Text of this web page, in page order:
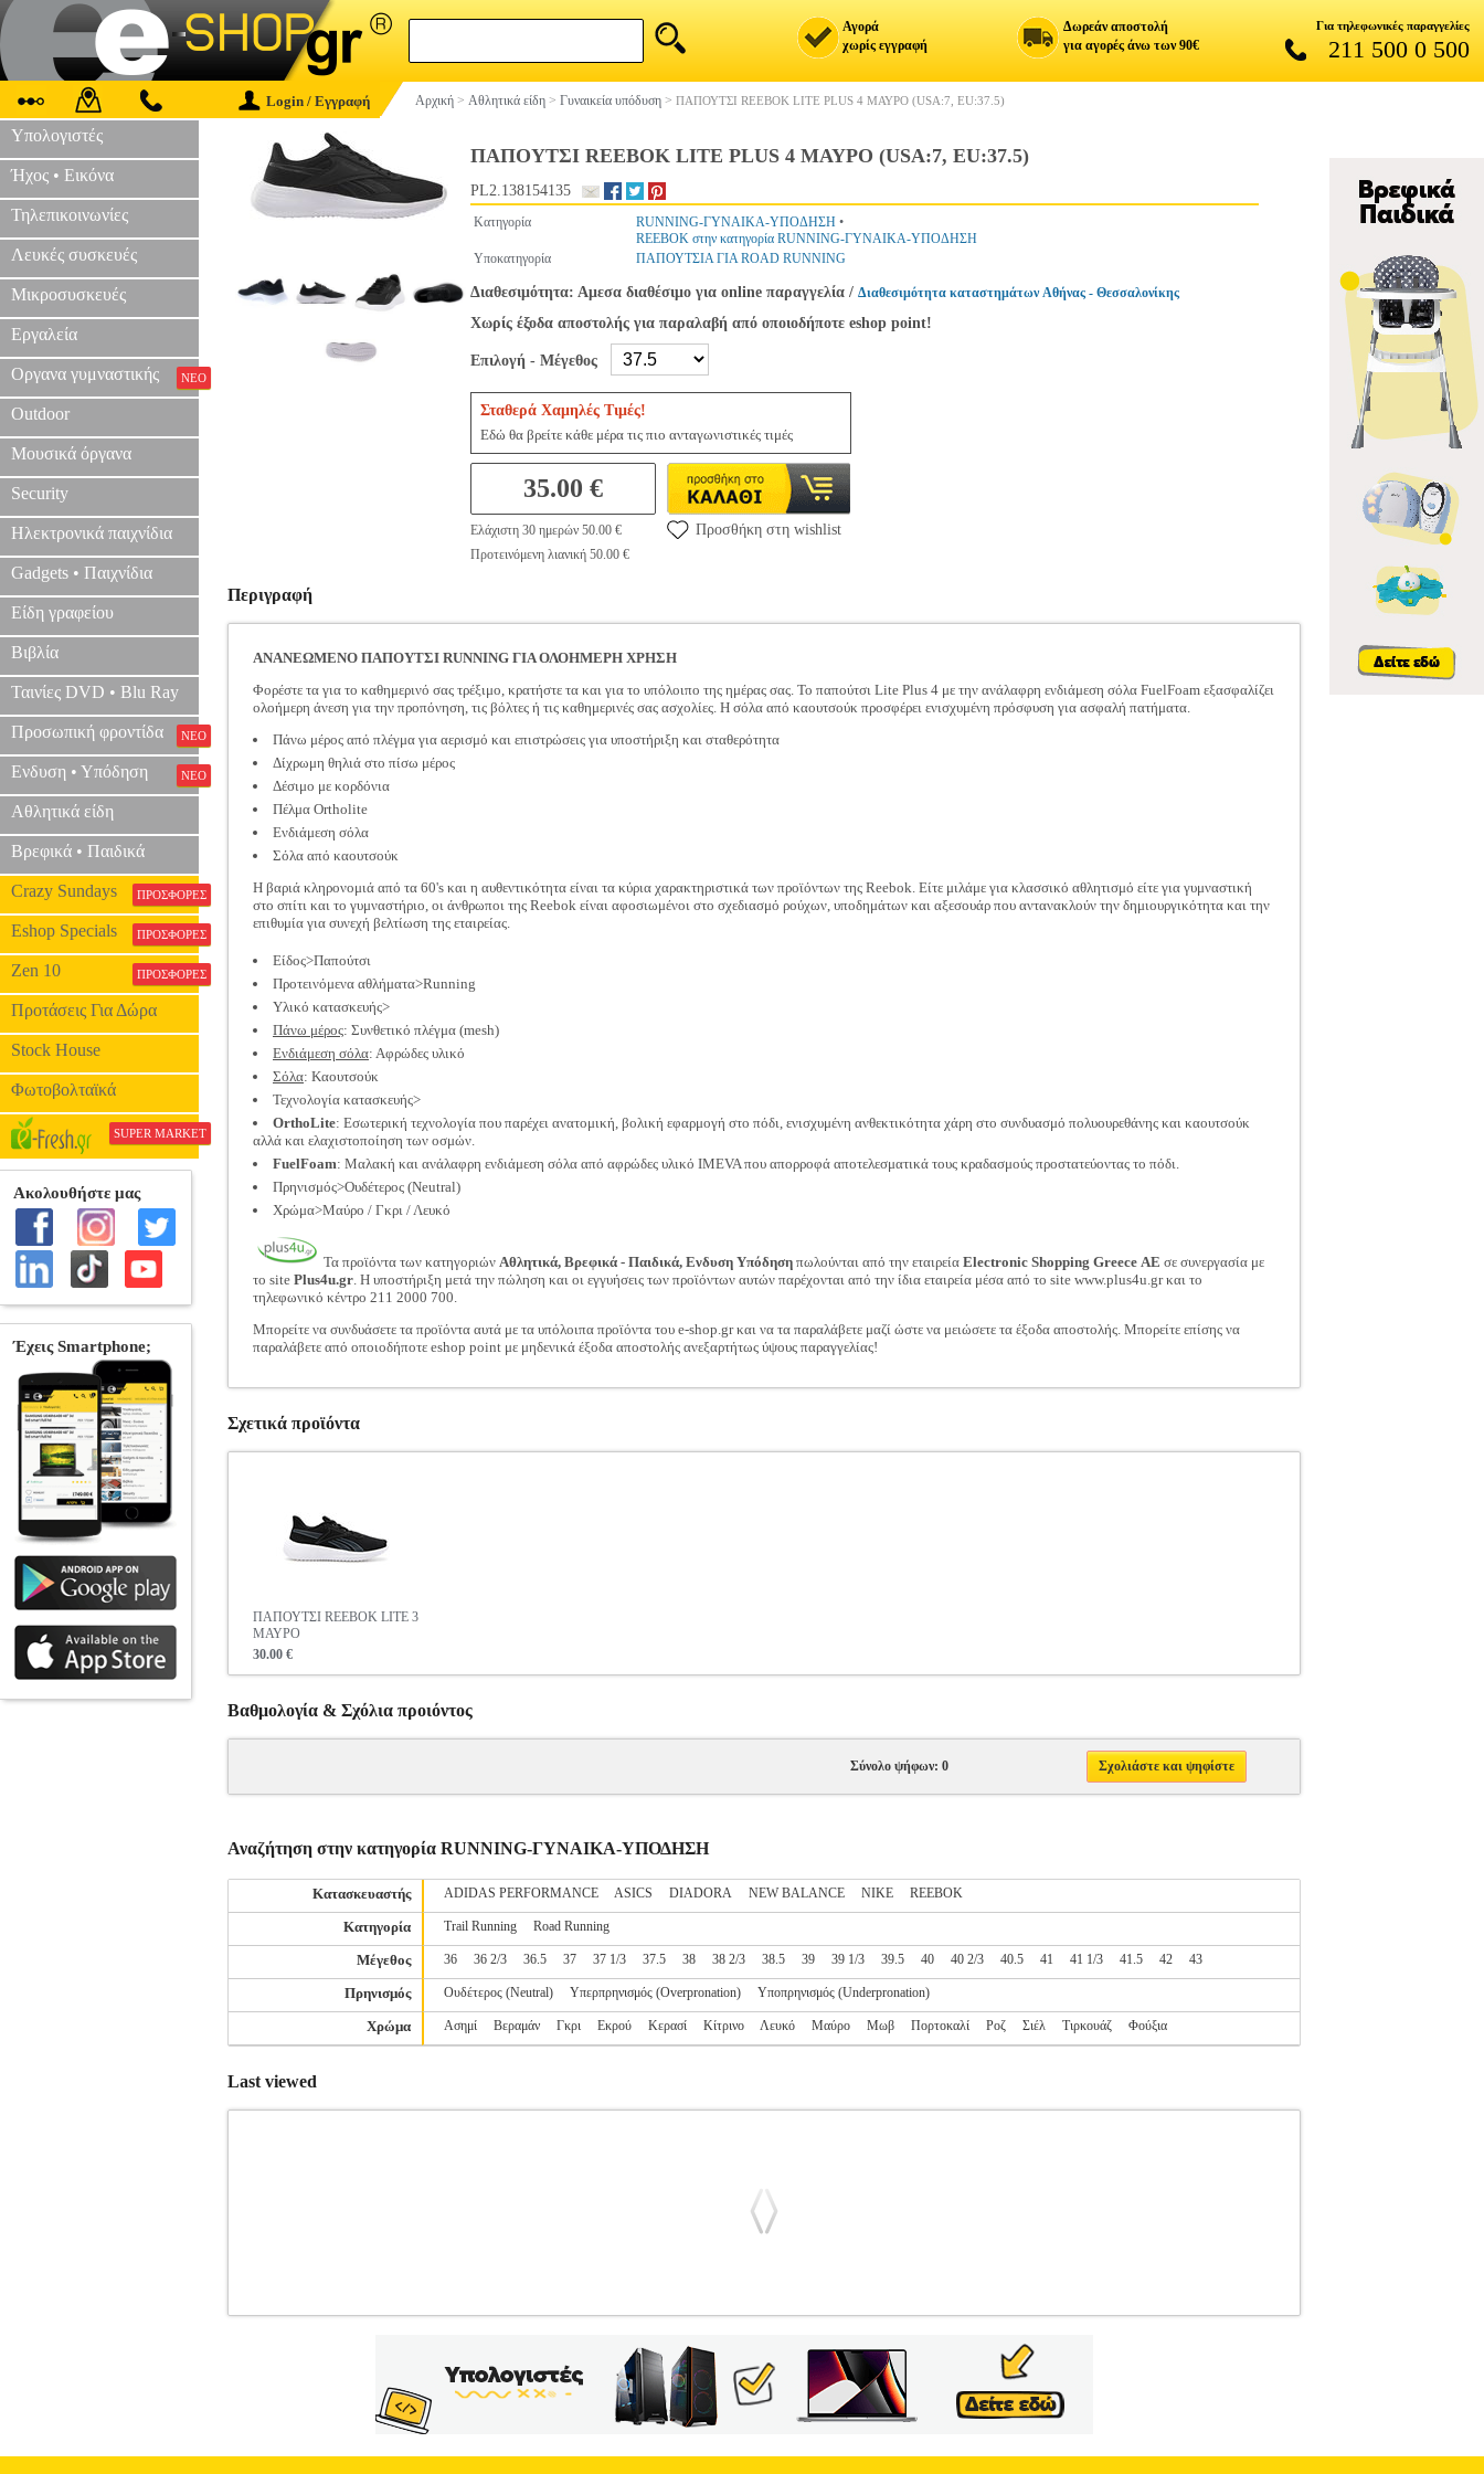
Αγορά
χωρίς εγγραφή
Δωρεάν αποστολή
για αγορές άνω των 90€
Για τηλεφωνικές παραγγελίες
211 500 0 500
Login / Εγγραφή Αρχική > Αθλητικά είδη > Γυναικεία υπόδυση > ΠΑΠΟΥΤΣΙ REEBOK LITE PLUS 4 ΜΑΥΡΟ (USA:7, EU:37.5)
Υπολογιστές
Ήχος • Εικόνα
Τηλεπικοινωνίες
Λευκές συσκευές
Μικροσυσκευές
Εργαλεία
Οργανα γυμναστικής ΝΕΟ
Outdoor
Μουσικά όργανα
Security
Ηλεκτρονικά παιχνίδια
Gadgets • Παιχνίδια
Είδη γραφείου
Βιβλία
Ταινίες DVD • Blu Ray
Προσωπική φροντίδα ΝΕΟ
Ενδυση • Υπόδηση ΝΕΟ
Αθλητικά είδη
Βρεφικά • Παιδικά
Crazy Sundays ΠΡΟΣΦΟΡΕΣ
Eshop Specials ΠΡΟΣΦΟΡΕΣ
Zen 10 ΠΡΟΣΦΟΡΕΣ
Προτάσεις Για Δώρα
Stock House
Φωτοβολταϊκά
SUPER MARKET
ΠΑΠΟΥΤΣΙ REEBOK LITE PLUS 4 ΜΑΥΡΟ (USA:7, EU:37.5)
PL2.138154135
Κατηγορία RUNNING-ΓΥΝΑΙΚΑ-ΥΠΟΔΗΣΗ •
REEBOK στην κατηγορία RUNNING-ΓΥΝΑΙΚΑ-ΥΠΟΔΗΣΗ
Υποκατηγορία
ΠΑΠΟΥΤΣΙΑ ΓΙΑ ROAD RUNNING
Διαθεσιμότητα: Αμεσα διαθέσιμο για online παραγγελία / Διαθεσιμότητα καταστημάτων Αθήνας - Θεσσαλονίκης
Χωρίς έξοδα αποστολής για παραλαβή από οποιοδήποτε eshop point!
Επιλογή - Μέγεθος
Σταθερά Χαμηλές Τιμές!
Εδώ θα βρείτε κάθε μέρα τις πιο ανταγωνιστικές τιμές
35.00 €
Ελάχιστη 30 ημερών 50.00 €
Προτεινόμενη λιανική 50.00 €
Προσθήκη στη wishlist
Περιγραφή
ΑΝΑΝΕΩΜΕΝΟ ΠΑΠΟΥΤΣΙ RUNNING ΓΙΑ ΟΛΟΗΜΕΡΗ ΧΡΗΣΗ
Φορέστε τα για το καθημερινό σας τρέξιμο, κρατήστε τα και για το υπόλοιπο της ημέρας σας. Το παπούτσι Lite Plus 4 με την ανάλαφρη ενδιάμεση σόλα FuelFoam εξασφαλίζει
ολοήμερη άνεση για την προπόνηση, τις βόλτες ή τις καθημερινές σας ασχολίες. Η σόλα από καουτσούκ προσφέρει ενισχυμένη πρόσφυση για ασφαλή πατήματα.
Πάνω μέρος από πλέγμα για αερισμό και επιστρώσεις για υποστήριξη και σταθερότητα
Δίχρωμη θηλιά στο πίσω μέρος
Δέσιμο με κορδόνια
Πέλμα Ortholite
Ενδιάμεση σόλα
Σόλα από καουτσούκ
Η βαριά κληρονομιά από τα 60's και η αυθεντικότητα είναι τα κύρια χαρακτηριστικά των προϊόντων της Reebok. Είτε μιλάμε για κλασσικό αθλητισμό είτε για γυμναστική
στο σπίτι και το γυμναστήριο, οι άνθρωποι της Reebok είναι αφοσιωμένοι στο σχεδιασμό ρούχων, υποδημάτων και αξεσουάρ που αντανακλούν την δημιουργικότητα και την
επιθυμία για συνεχή βελτίωση της εταιρείας.
Είδος>Παπούτσι
Προτεινόμενα αθλήματα>Running
Υλικό κατασκευής>
Πάνω μέρος: Συνθετικό πλέγμα (mesh)
Ενδιάμεση σόλα: Αφρώδες υλικό
Σόλα: Καουτσούκ
Τεχνολογία κατασκευής>
OrthoLite: Εσωτερική τεχνολογία που παρέχει ανατομική, βολική εφαρμογή στο πόδι, ενισχυμένη ανθεκτικότητα χάρη στο συνδυασμό πολυουρεθάνης και καουτσούκ
αλλά και ελαχιστοποίηση των οσμών.
FuelFoam: Μαλακή και ανάλαφρη ενδιάμεση σόλα από αφρώδες υλικό IMEVA που απορροφά αποτελεσματικά τους κραδασμούς προστατεύοντας το πόδι.
Πρηνισμός>Ουδέτερος (Neutral)
Χρώμα>Μαύρο / Γκρι / Λευκό
Τα προϊόντα των κατηγοριών Αθλητικά, Βρεφικά - Παιδικά, Ενδυση Υπόδηση πωλούνται από την εταιρεία Electronic Shopping Greece ΑΕ σε συνεργασία με
το site Plus4u.gr. Η υποστήριξη μετά την πώληση και οι εγγυήσεις των προϊόντων αυτών παρέχονται από την ίδια εταιρεία μέσα από το site www.plus4u.gr και το
τηλεφωνικό κέντρο 211 2000 700.
Μπορείτε να συνδυάσετε τα προϊόντα αυτά με τα υπόλοιπα προϊόντα του e-shop.gr και να τα παραλάβετε μαζί ώστε να μειώσετε τα έξοδα αποστολής. Μπορείτε επίσης να
παραλάβετε από οποιοδήποτε eshop point με μηδενικά έξοδα αποστολής ανεξαρτήτως ύψους παραγγελίας!
Σχετικά προϊόντα
ΠΑΠΟΥΤΣΙ REEBOK LITE 3
ΜΑΥΡΟ
30.00 €
Βαθμολογία & Σχόλια προιόντος
Σύνολο ψήφων: 0 Σχολιάστε και ψηφίστε
Αναζήτηση στην κατηγορία RUNNING-ΓΥΝΑΙΚΑ-ΥΠΟΔΗΣΗ
Κατασκευαστής ADIDAS PERFORMANCE ASICS DIADORA NEW BALANCE NIKE REEBOK
Κατηγορία Trail Running Road Running
Μέγεθος 36 36 2/3 36.5 37 37 1/3 37.5 38 38 2/3 38.5 39 39 1/3 39.5 40 40 2/3 40.5 41 41 1/3 41.5 42 43
Πρηνισμός Ουδέτερος (Neutral) Υπερπρηνισμός (Overpronation) Υποπρηνισμός (Underpronation)
Χρώμα Ασημί Βεραμάν Γκρι Εκρού Κερασί Κίτρινο Λευκό Μαύρο Μωβ Πορτοκαλί Ροζ Σιέλ Τιρκουάζ Φούξια
Last viewed
Κατηγορία: RUNNING-ΓΥΝΑΙΚΑ-ΥΠΟΔΗΣΗ •REEBOK στην κατηγορία RUNNING-ΓΥΝΑΙΚΑ-ΥΠΟΔΗΣΗ ΑΝΑΝΕΩΜΕΝΟ
ΠΑΠΟΥΤΣΙ RUNNING ΓΙΑ ΟΛΟΗΜΕΡΗ ΧΡΗΣΗ Φορέστε τα για το καθημερινό σας τρέξιμο, κρατήστε τα και για το υπόλοιπο της ημέρας σας. Το
παπούτσι Lite Plus 4 με την ανάλαφρη ενδιάμεση σόλα FuelFoam εξασφαλίζει ολοήμερη άνεση για την προπόνηση, τις βόλτες ή τις καθημερινές σας ασχολίες.
Η σόλα από καουτσούκ προσφέρει ενισχυμένη πρόσφυση για ασφαλή πατήματα. • Πάνω μέρος από πλέγμα για αερισμό και επιστρώσεις για υποστήριξη και
σταθερότητα• Δίχρωμη θηλιά στο πίσω μέρος• Δέσιμο με κορδόνια• Πέλμα Ortholite• Ενδιάμεση σόλα• Σόλα από καουτσούκ Η βαριά κληρονομιά από τα 60's